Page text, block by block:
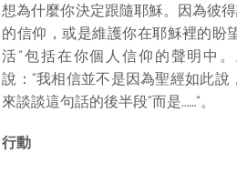
想為什麼你決定跟隨耶穌。因為彼
的信仰，或是維護你在耶穌裡的盼
活”包括在你個人信仰的聲明中
說：“我相信並不是因為聖經如此說
來談談這句話的後半段“而是……”。
行動